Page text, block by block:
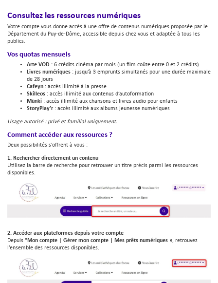
Consultez les ressources numériques
Votre compte vous donne accès à une offre de contenus numériques proposée par le
Département du Puy-de-Dôme, accessible depuis chez vous et adaptée à tous les
publics.
Vos quotas mensuels
Arte VOD : 6 crédits cinéma par mois (un film coûte entre 0 et 2 crédits)
Livres numériques : jusqu’à 3 emprunts simultanés pour une durée maximale
de 28 jours
Cafeyn : accès illimité à la presse
Skilleos : accès illimité aux contenus d’autoformation
Münki : accès illimité aux chansons et livres audio pour enfants
StoryPlay’r : accès illimité aux albums jeunesse numériques
Usage autorisé : privé et familial uniquement.
Comment accéder aux ressources ?
Deux possibilités s’offrent à vous :
1. Rechercher directement un contenu
Utilisez la barre de recherche pour retrouver un titre précis parmi les ressources
disponibles.
2. Accéder aux plateformes depuis votre compte
Depuis " Mon compte | Gérer mon compte | Mes prêts numériques », retrouvez
l’ensemble des ressources disponibles.